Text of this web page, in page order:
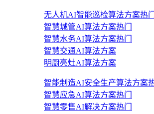
无人机AI智能巡检算法方案热门
智慧城管AI算法方案热门
智慧水务AI算法方案热门
智慧交通AI算法方案
明厨亮灶AI算法方案
智能制造AI安全生产算法方案
智慧应急AI算法方案热门
智慧零售AI解决方案热门